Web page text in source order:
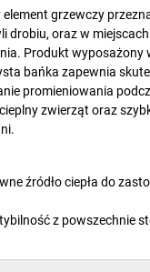
grzewczy
drobiu, oraz w
Produkt wyposażony
bańka zapewnia
promieniowania
zwierząt oraz
źródło ciepła do
z powszechnie
emisja